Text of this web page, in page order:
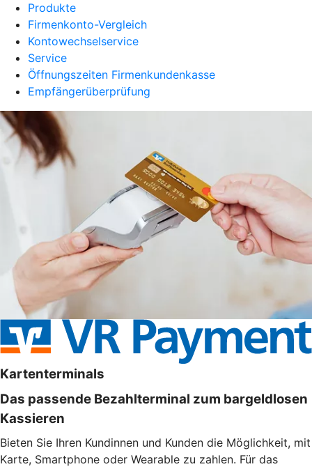
Produkte
Firmenkonto-Vergleich
Kontowechselservice
Service
Öffnungszeiten Firmenkundenkasse
Empfängerüberprüfung
Kartenterminals
Das passende Bezahlterminal zum bargeldlosen
Kassieren
Bieten Sie Ihren Kundinnen und Kunden die Möglichkeit, mit
Karte, Smartphone oder Wearable zu zahlen. Für das